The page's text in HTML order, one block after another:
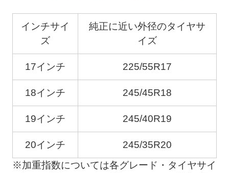
インチサイ
ズ
純正に近い外径のタイヤサ
イズ
17インチ 225/55R17
18インチ 245/45R18
19インチ 245/40R19
20インチ
245/35R20
※加重指数については各グレード・タイヤサイ